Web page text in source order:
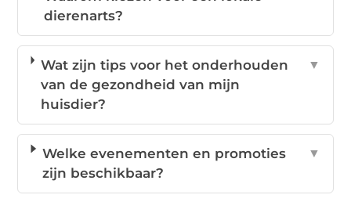
dierenarts?
Wat zijn tips voor het onderhouden
van de gezondheid van mijn
huisdier?
▼
Welke evenementen en promoties
zijn beschikbaar?
▼